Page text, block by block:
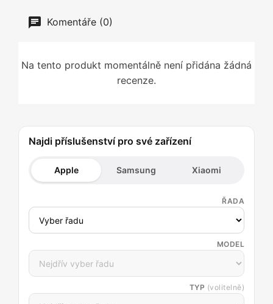
Komentáře (0)
Na tento produkt momentálně není přidána žádná
recenze.
Najdi příslušenství pro své zařízení
Apple Samsung Xiaomi
ŘADA
MODEL
TYP (volitelně)